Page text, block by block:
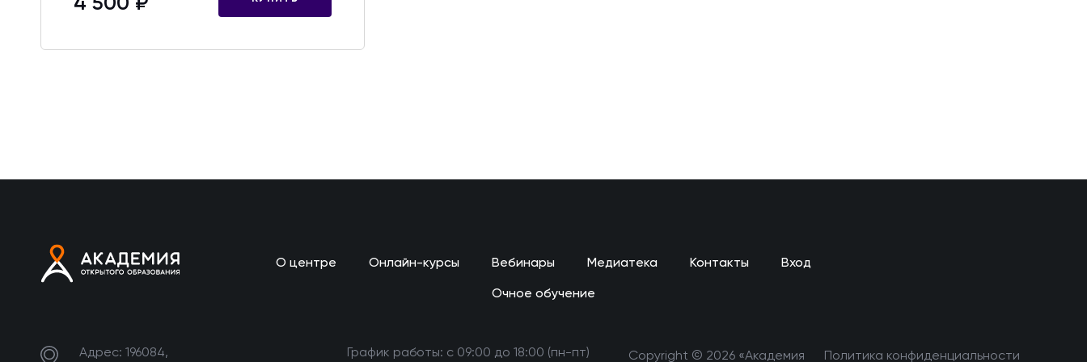
О центре Онлайн-курсы Вебинары Медиатека Контакты Вход
Очное обучение
Адрес: 196084, График работы: с 09:00 до 18:00 (пн-пт) Copyright © 2026 «Академия Политика конфиденциальности